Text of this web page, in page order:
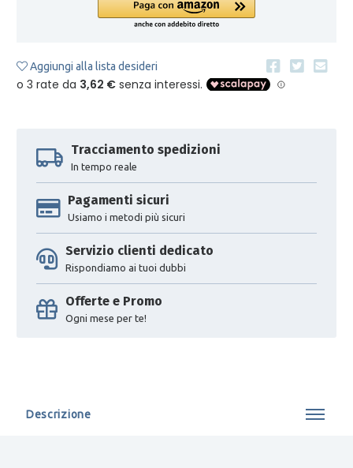
Aggiungi alla lista desideri
Tracciamento spedizioni
In tempo reale
Pagamenti sicuri
Usiamo i metodi più sicuri
Servizio clienti dedicato
Rispondiamo ai tuoi dubbi
Offerte e Promo
Ogni mese per te!
Descrizione